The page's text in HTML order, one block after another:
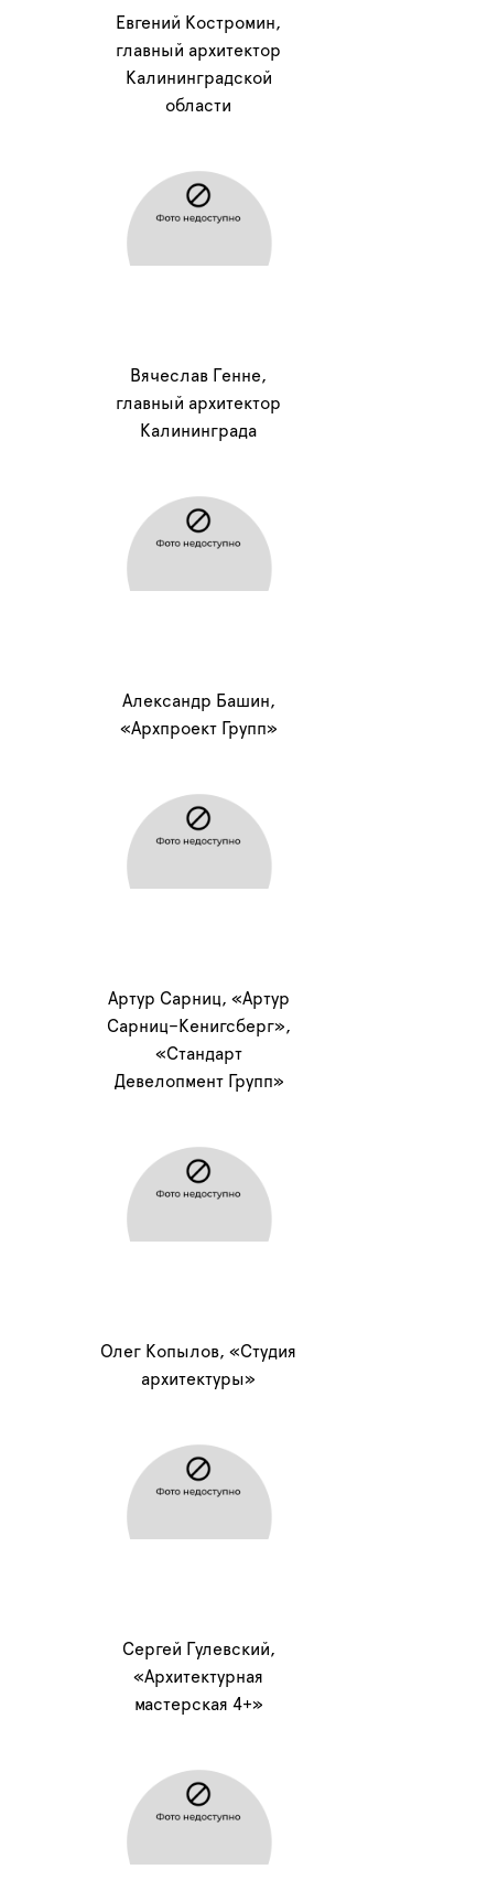
Евгений Костромин,
главный архитектор
Калининградской
области
Вячеслав Генне,
главный архитектор
Калининграда
Александр Башин,
«Архпроект Групп»
Артур Сарниц, «Артур
Сарниц–Кенигсберг»,
«Стандарт
Девелопмент Групп»
Олег Копылов, «Студия
архитектуры»
Сергей Гулевский,
«Архитектурная
мастерская 4+»